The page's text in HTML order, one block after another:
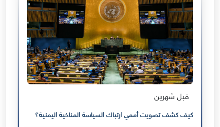
قبل شهرين
كيف كشف تصويت أممي ارتباك السياسة المناخية اليمنية؟